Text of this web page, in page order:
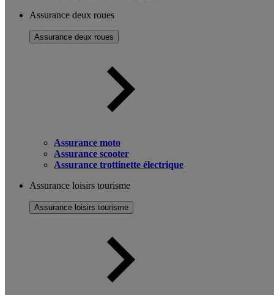
Assurance deux roues
Assurance deux roues
Assurance moto
Assurance scooter
Assurance trottinette électrique
Assurance loisirs tourisme
Assurance loisirs tourisme